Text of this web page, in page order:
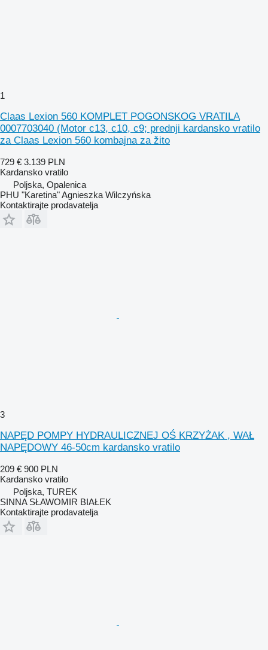
1
Claas Lexion 560 KOMPLET POGONSKOG VRATILA
0007703040 (Motor c13, c10, c9; prednji kardansko vratilo
za Claas Lexion 560 kombajna za žito
729 € 3.139 PLN
Kardansko vratilo
Poljska, Opalenica
PHU "Karetina" Agnieszka Wilczyńska
Kontaktirajte prodavatelja
3
NAPĘD POMPY HYDRAULICZNEJ OŚ KRZYŻAK , WAŁ
NAPĘDOWY 46-50cm kardansko vratilo
209 € 900 PLN
Kardansko vratilo
Poljska, TUREK
SINNA SŁAWOMIR BIAŁEK
Kontaktirajte prodavatelja